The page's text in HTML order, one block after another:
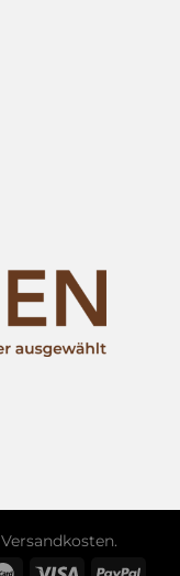
Versandkosten.